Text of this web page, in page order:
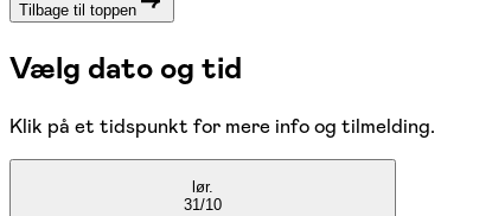
Tilbage til toppen
Vælg dato og tid
Klik på et tidspunkt for mere info og tilmelding.
lør.
31/10